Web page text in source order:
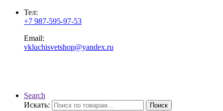
Тел:
+7 987-595-97-53
Email:
vkluchisvetshop@yandex.ru
Search
Искать:
Поиск